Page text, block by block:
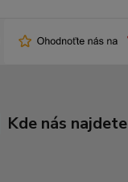
Kde nás najdete